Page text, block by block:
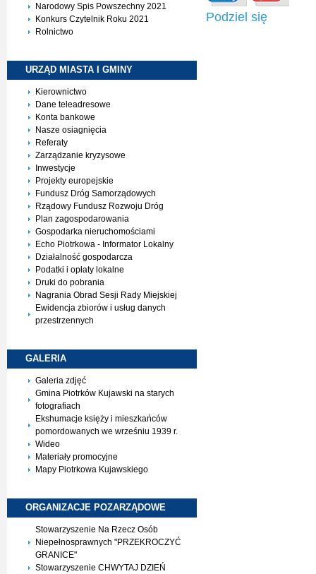
Narodowy Spis Powszechny 2021
Konkurs Czytelnik Roku 2021
Rolnictwo
URZĄD MIASTA I GMINY
Kierownictwo
Dane teleadresowe
Konta bankowe
Nasze osiagnięcia
Referaty
Zarządzanie kryzysowe
Inwestycje
Projekty europejskie
Fundusz Dróg Samorządowych
Rządowy Fundusz Rozwoju Dróg
Plan zagospodarowania
Gospodarka nieruchomościami
Echo Piotrkowa - Informator Lokalny
Działalność gospodarcza
Podatki i opłaty lokalne
Druki do pobrania
Nagrania Obrad Sesji Rady Miejskiej
Ewidencja zbiorów i usług danych
przestrzennych
GALERIA
Galeria zdjęć
Gmina Piotrków Kujawski na starych
fotografiach
Ekshumacje księży i mieszkańców
pomordowanych we wrześniu 1939 r.
Wideo
Materiały promocyjne
Mapy Piotrkowa Kujawskiego
ORGANIZACJE POZARZĄDOWE
Stowarzyszenie Na Rzecz Osób
Niepełnosprawnych "PRZEKROCZYĆ
GRANICE"
Stowarzyszenie CHWYTAJ DZIEŃ
Podziel się